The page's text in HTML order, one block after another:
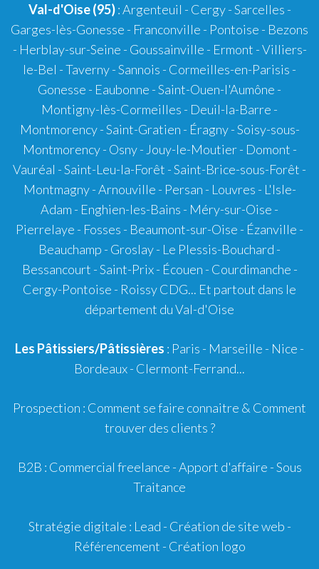
Val-d'Oise (95): Argenteuil - Cergy - Sarcelles -
Garges-lès-Gonesse - Franconville - Pontoise - Bezons
- Herblay-sur-Seine - Goussainville - Ermont - Villiers-
le-Bel - Taverny - Sannois - Cormeilles-en-Parisis -
Gonesse - Eaubonne - Saint-Ouen-l'Aumône -
Montigny-lès-Cormeilles - Deuil-la-Barre -
Montmorency - Saint-Gratien - Éragny - Soisy-sous-
Montmorency - Osny - Jouy-le-Moutier - Domont -
Vauréal - Saint-Leu-la-Forêt - Saint-Brice-sous-Forêt -
Montmagny - Arnouville - Persan - Louvres - L'Isle-
Adam - Enghien-les-Bains - Méry-sur-Oise -
Pierrelaye - Fosses - Beaumont-sur-Oise - Ézanville -
Beauchamp - Groslay - Le Plessis-Bouchard -
Bessancourt - Saint-Prix - Écouen - Courdimanche -
Cergy-Pontoise - Roissy CDG... Et partout dans le
département du Val-d'Oise
Les Pâtissiers/Pâtissières : Paris - Marseille - Nice -
Bordeaux- Clermont-Ferrand...
Prospection : Comment se faire connaitre & Comment
trouver des clients ?
B2B : Commercial freelance -Apport d'affaire - Sous
Traitance
Stratégie digitale : Lead - Création de site web -
Référencement - Création logo